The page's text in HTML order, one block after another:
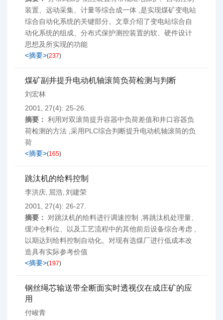
装置、远动采集、计量等综合成一体 ,是实现煤矿变电站
综合自动化系统的关键部分。文章介绍了变电站综合自
动化系统的组成、分布式保护测控装置的软、硬件设计
思想及所实现的功能
<摘要>(237)
煤矿副井提升电动机轴滚筒负荷检测与判断
刘宏林
2001, 27(4): 25-26.
摘要： 利用对双滚筒提升容器中负荷差值和井口容器负
荷检测的方法 ,采用PLC综合判断提升电动机轴滚筒的负
荷
<摘要>(165)
跳汰机的给料控制
李洪庆, 屈浩, 刘建荣
2001, 27(4): 26-27.
摘要：
对跳汰机的给料进行调速控制 ,将跳汰机处理量、
缓冲仓料位、以及工艺流程中的其他前后设备综合考虑 ,
以期达到给料控制自动化。对现有选煤厂进行低成本改
造具有实际参考价值
<摘要>(197)
钢丝绳芯输送带全断面实时透视仪在成庄矿的应
用
付峻青